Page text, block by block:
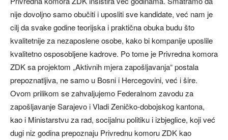
nije dovoljno samo obučiti i uposliti sve kandidate, već nam je
cilj da svake godine teorijska i praktična obuka budu što
kvalitetnije za nezaposlene osobe, kako bi kompanije uposlile
kvalitetno osposobljene kadrove. Po tome je Privredna komora
ZDK sa projektom „Aktivnih mjera zapošljavanja“ postala
prepoznatljiva, ne samo u Bosni i Hercegovini, već i šire.
Ovom prilikom se zahvaljujemo Federalnom zavodu za
zapošljavanje Sarajevo i Vladi Zeničko-dobojskog kantona,
kao i Ministarstvu za rad, socijalnu politiku i izbjeglice, koji već
dugi niz godina prepoznaju Privrednu komoru ZDK kao